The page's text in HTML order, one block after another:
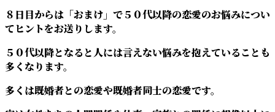
８日目からは「おまけ」で５０代以降の恋愛のお悩みについ
てヒントをお送りします。
５０代以降となると人には言えない悩みを抱えていることも
多くなります。
多くは既婚者との恋愛や既婚者同士の恋愛です。